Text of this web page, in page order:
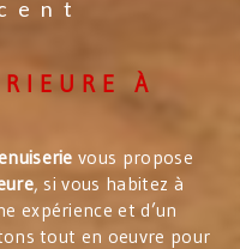
vous propose
, si vous habitez à
expérience et d’un
tout en oeuvre pour